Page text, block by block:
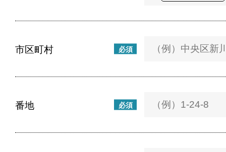
市区町村 必須
番地 必須